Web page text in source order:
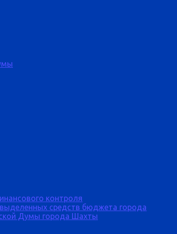
контроля
средств бюджета города
Думы города Шахты